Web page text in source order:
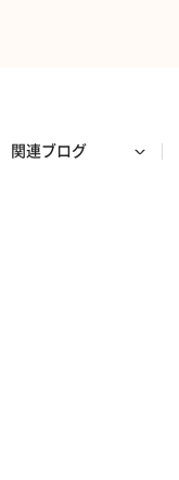
関連ブログ